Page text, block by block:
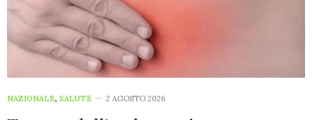
NAZIONALE, SALUTE 2 AGOSTO 2026